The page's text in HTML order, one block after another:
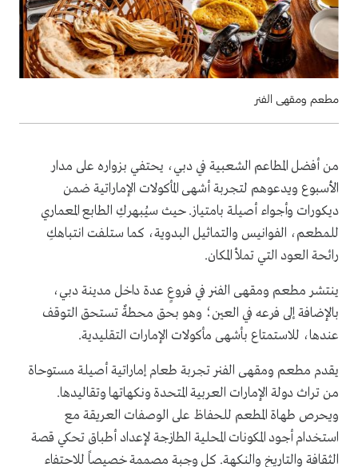
مطعم ومقهى الفنر
من أفضل المطاعم الشعبية في دبي، يحتفي بزواره على مدار
الأسبوع ويدعوهم لتجربة أشهى المأكولات الإماراتية ضمن
ديكورات وأجواء أصيلة بامتياز. حيث سيُبهركِ الطابع المعماري
للمطعم، الفوانيس والتماثيل البدوية، كما ستلفت انتباهكِ
رائحة العود التي تملأ المكان.
ينتشر مطعم ومقهى الفنر في فروعٍ عدة داخل مدينة دبي،
بالإضافة إلى فرعه في العين؛ وهو بحق محطةٌ تستحق التوقف
عندها، للاستمتاع بأشهى مأكولات الإمارات التقليدية.
يقدم مطعم ومقهى الفنر تجربة طعام إماراتية أصيلة مستوحاة
من تراث دولة الإمارات العربية المتحدة ونكهاتها وتقاليدها.
ويحرص طهاة المطعم للحفاظ على الوصفات العريقة مع
استخدام أجود المكونات المحلية الطازجة لإعداد أطباق تحكي قصة
الثقافة والتاريخ والنكهة. كل وجبة مصممة خصيصاً للاحتفاء